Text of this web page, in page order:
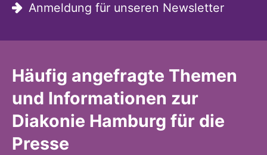
Häufig angefragte Themen
und Informationen zur
Diakonie Hamburg für die
Presse
Anmeldung für unseren Newsletter